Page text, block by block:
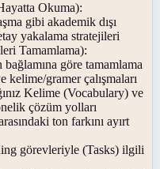
Okuma):
gibi akademik dışı
yakalama stratejileri
Tamamlama):
göre tamamlama
gramer çalışmaları
Kelime (Vocabulary) ve
çözüm yolları
ton farkını ayırt
görevleriyle (Tasks) ilgili